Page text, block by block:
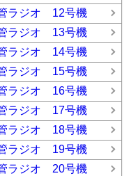
ラジオ 12号機
ラジオ 13号機
ラジオ 14号機
ラジオ 15号機
ラジオ 16号機
ラジオ 17号機
ラジオ 18号機
ラジオ 19号機
ラジオ 20号機